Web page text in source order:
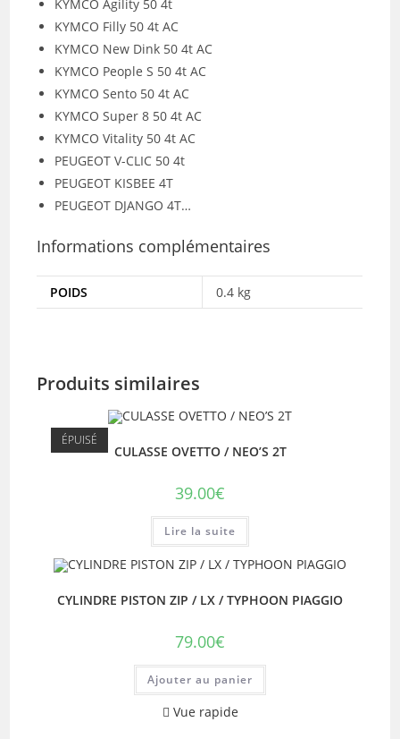
KYMCO Agility 50 4t
KYMCO Filly 50 4t AC
KYMCO New Dink 50 4t AC
KYMCO People S 50 4t AC
KYMCO Sento 50 4t AC
KYMCO Super 8 50 4t AC
KYMCO Vitality 50 4t AC
PEUGEOT V-CLIC 50 4t
PEUGEOT KISBEE 4T
PEUGEOT DJANGO 4T…
Informations complémentaires
POIDS 0.4 kg
Produits similaires
ÉPUISÉ
CULASSE OVETTO / NEO’S 2T
39.00€
Lire la suite
CYLINDRE PISTON ZIP / LX / TYPHOON PIAGGIO
79.00€
Ajouter au panier
Vue rapide